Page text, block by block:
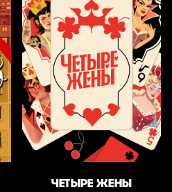
ЧЕТЫРЕ ЖЕНЫ